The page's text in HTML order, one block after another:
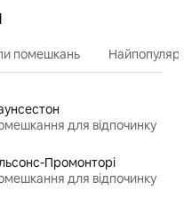
помешкань
для відпочинку
Промонторі
для відпочинку